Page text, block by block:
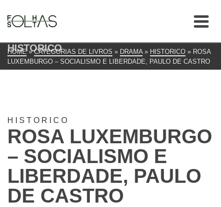
HISTORICO
HOME » CATEGORIAS DE LIVROS » DRAMA » HISTORICO » ROSA
LUXEMBURGO – SOCIALISMO E LIBERDADE, PAULO DE CASTRO
HISTORICO
ROSA LUXEMBURGO
– SOCIALISMO E
LIBERDADE, PAULO
DE CASTRO